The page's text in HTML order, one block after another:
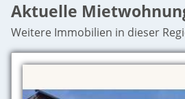
Aktuelle
Weitere Immobilien in dieser